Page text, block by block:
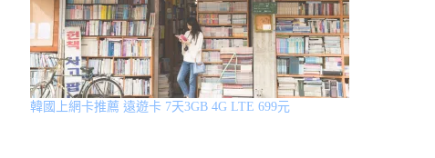
韓國上網卡推薦 遠遊卡 7天3GB 4G LTE 699元